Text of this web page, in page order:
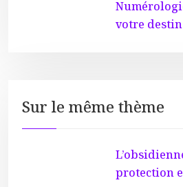
votre
Sur le même thème
protection